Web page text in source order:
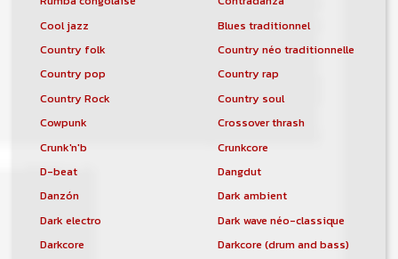
Cool jazz
Blues traditionnel
Country folk
Country néo traditionnelle
Country pop
Country rap
Country Rock
Country soul
Cowpunk
Crossover thrash
Crunk'n'b
Crunkcore
D-beat
Dangdut
Danzón
Dark ambient
Dark electro
Dark wave néo-classique
Darkcore
Darkcore (drum and bass)